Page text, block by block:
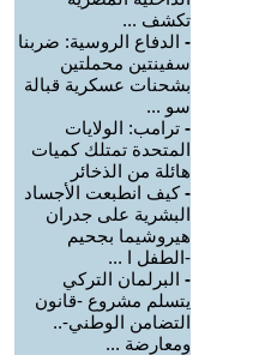
تكشف ...
- الدفاع الروسية: ضربنا
سفينتين محملتين
بشحنات عسكرية قبالة
سو ...
- ترامب: الولايات
المتحدة تمتلك كميات
هائلة من الذخائر
-كيف انطبعت الأجساد
البشرية على جدران
هيروشيما بجحيم
-الطفل ا ...
- البرلمان التركي
يتسلم مشروع -قانون
التضامن الوطني-..
ومعارضة ...